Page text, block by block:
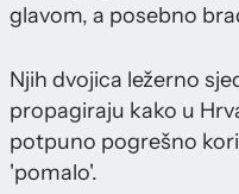
glavom, a posebno
Njih dvojica ležerno
propagiraju kako u
potpuno pogrešno
'pomalo'.